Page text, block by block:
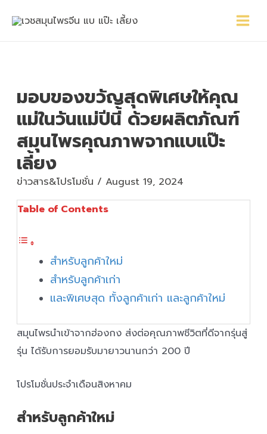
Menu
มอบของขวัญสุดพิเศษให้คุณ
แม่ในวันแม่ปีนี้ ด้วยผลิตภัณฑ์
สมุนไพรคุณภาพจากแบแป๊ะ
เลี้ยง
ข่าวสาร&โปรโมชั่น / August 19, 2024
Table of Contents
สำหรับลูกค้าใหม่
สำหรับลูกค้าเก่า
และพิเศษสุด ทั้งลูกค้าเก่า และลูกค้าใหม่
สมุนไพรนำเข้าจากฮ่องกง ส่งต่อคุณภาพชีวิตที่ดีจากรุ่นสู่
รุ่น ได้รับการยอมรับมายาวนานกว่า 200 ปี
โปรโมชั่นประจำเดือนสิงหาคม
สำหรับลูกค้าใหม่
navigation